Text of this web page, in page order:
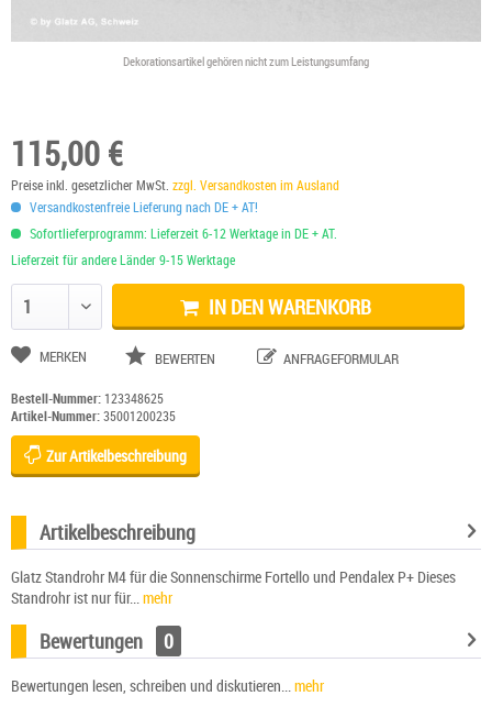
Dekorationsartikel gehören nicht zum Leistungsumfang
115,00 €
Preise inkl. gesetzlicher MwSt. zzgl. Versandkosten im Ausland
Versandkostenfreie Lieferung nach DE + AT!
Sofortlieferprogramm: Lieferzeit 6-12 Werktage in DE + AT.
Lieferzeit für andere Länder 9-15 Werktage
IN DEN WARENKORB
MERKEN BEWERTEN ANFRAGEFORMULAR
Bestell-Nummer:123348625
Artikel-Nummer:35001200235
Zur Artikelbeschreibung
Artikelbeschreibung
Glatz Standrohr M4 für die Sonnenschirme Fortello und Pendalex P+ Dieses
Standrohr ist nur für... mehr
Bewertungen 0
Bewertungen lesen, schreiben und diskutieren... mehr